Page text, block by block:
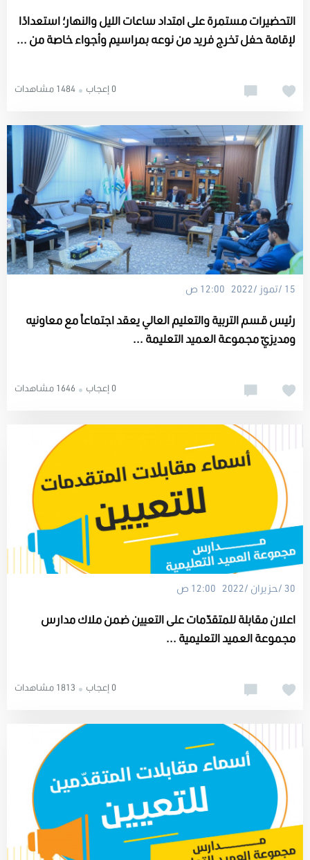
التحضيرات مستمرة على امتداد ساعات الليل والنهار؛ استعدادًا
لإقامة حفل تخرج فريد من نوعه بمراسيم وأجواء خاصة من ...
1484 مشاهدات 0 إعجاب
15 /تموز /2022 12:00 ص
رئيس قسم التربية والتعليم العالي يعقد اجتماعاً مع معاونيه
ومديرَيّ مجموعة العميد التعليمة ...
1646 مشاهدات 0 إعجاب
30 /حزيران /2022 12:00 ص
اعلان مقابلة للمتقدّمات على التعيين ضمن ملاك مدارس
مجموعة العميد التعليمية ...
1813 مشاهدات 0 إعجاب